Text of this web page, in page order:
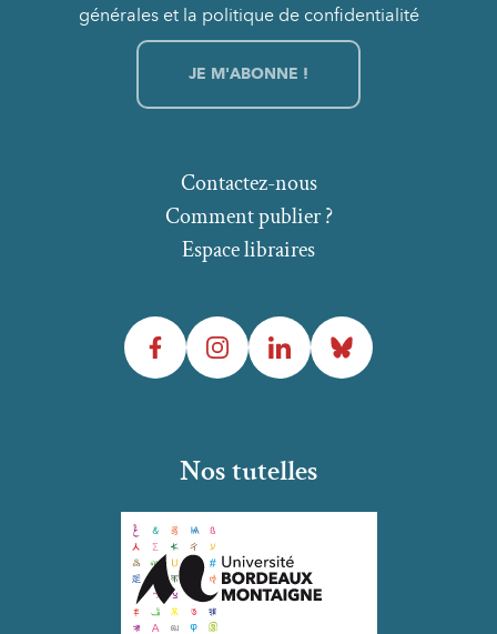
générales et la politique de confidentialité
Comment publier ?
Espace libraires
Contactez-nous
FacebookInstagramLinkedInBluesky
Nos tutelles